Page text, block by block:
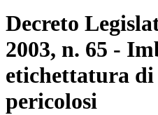
Decreto
2003, n. 65 -
etichettatura
pericolosi